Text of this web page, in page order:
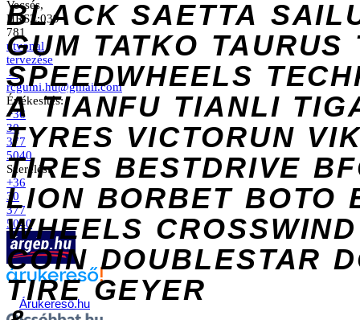
BLACK SAETTA
GUM TATKO TAURUS
SPEEDWHEELS
A TIANFU TIANLI
TYRES VICTORUN
TIRES BESTDRIVE
LION BORBET BOTO
WHEELS CROSSWIND
COIN DOUBLESTAR
TIRE GEYER
Vecsés,
HRSZ:039
781
útvonal
tervezése
→
rcgumi.hu@gmail.com
Értékesítés:
+36
30
377
5040
Szerelés:
+36
30
377
5040
Árukereső.hu